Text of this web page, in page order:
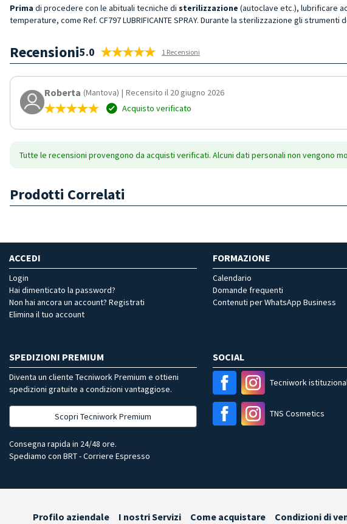
Prima di procedere con le abituali tecniche di sterilizzazione (autoclave etc.), lubrificare
temperature, come Ref. CF797 LUBRIFICANTE SPRAY. Durante la sterilizzazione gli strumenti
Recensioni5.0 1 Recensioni
Roberta (Mantova) | Recensito il 20 giugno 2026
Acquisto verificato
Tutte le recensioni provengono da acquisti verificati. Alcuni dati personali non vengono
Prodotti Correlati
ACCEDI
Login
Hai dimenticato la password?
Non hai ancora un account? Registrati
Elimina il tuo account
FORMAZIONE
Calendario
Domande frequenti
Contenuti per WhatsApp Business
SPEDIZIONI PREMIUM
Diventa un cliente Tecniwork Premium e ottieni
spedizioni gratuite a condizioni vantaggiose.
Scopri Tecniwork Premium
Consegna rapida in 24/48 ore.
Spediamo con BRT - Corriere Espresso
SOCIAL
Tecniwork
TNS Cosmetics
Profilo aziendale I nostri Servizi Come acquistare Condizioni di